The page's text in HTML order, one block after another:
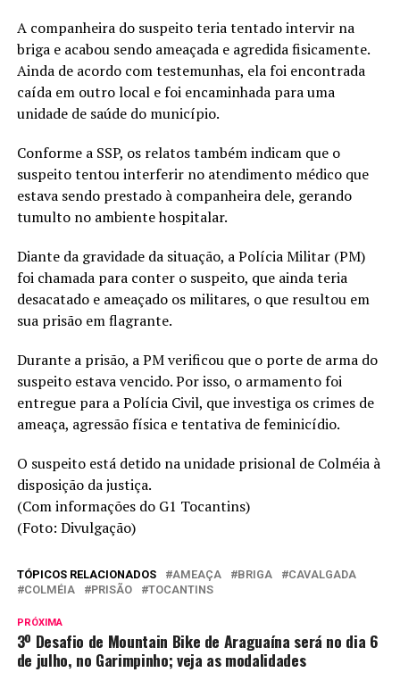
A companheira do suspeito teria tentado intervir na
briga e acabou sendo ameaçada e agredida fisicamente.
Ainda de acordo com testemunhas, ela foi encontrada
caída em outro local e foi encaminhada para uma
unidade de saúde do município.
Conforme a SSP, os relatos também indicam que o
suspeito tentou interferir no atendimento médico que
estava sendo prestado à companheira dele, gerando
tumulto no ambiente hospitalar.
Diante da gravidade da situação, a Polícia Militar (PM)
foi chamada para conter o suspeito, que ainda teria
desacatado e ameaçado os militares, o que resultou em
sua prisão em flagrante.
Durante a prisão, a PM verificou que o porte de arma do
suspeito estava vencido. Por isso, o armamento foi
entregue para a Polícia Civil, que investiga os crimes de
ameaça, agressão física e tentativa de feminicídio.
O suspeito está detido na unidade prisional de Colméia à
disposição da justiça.
(Com informações do G1 Tocantins)
(Foto: Divulgação)
TÓPICOS RELACIONADOS AMEAÇA BRIGA
CAVALGADA
COLMÉIA
PRISÃO TOCANTINS
PRÓXIMA
3º Desafio de Mountain Bike de Araguaína será no dia 6
de julho, no Garimpinho; veja as modalidades